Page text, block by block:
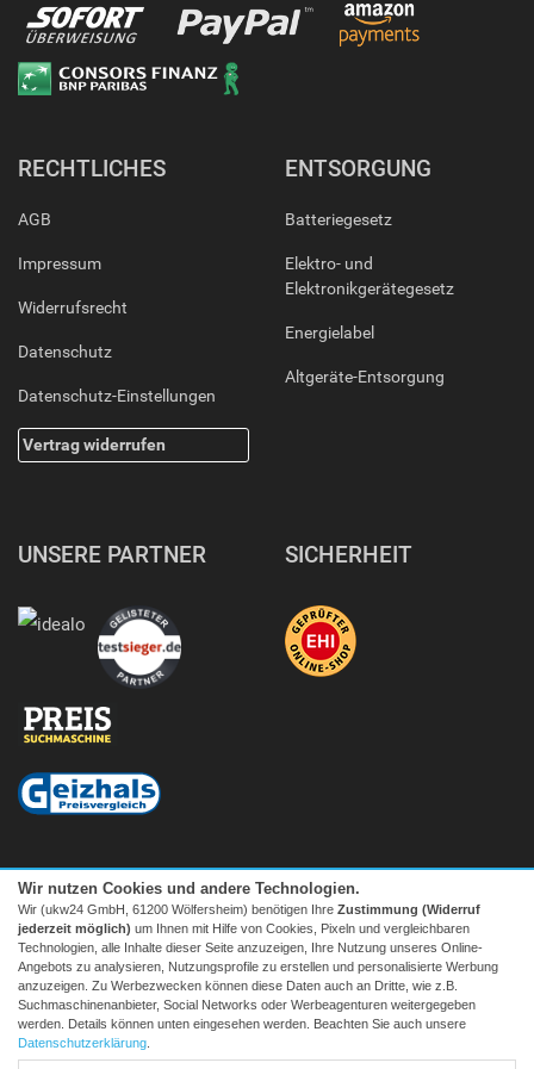
RECHTLICHES
AGB
Impressum
Widerrufsrecht
Datenschutz
Datenschutz-Einstellungen
Vertrag widerrufen
ENTSORGUNG
Batteriegesetz
Elektro- und
Elektronikgerätegesetz
Energielabel
Altgeräte-Entsorgung
UNSERE PARTNER SICHERHEIT
Facebook| twitter
Wir nutzen Cookies und andere Technologien.
Wir (ukw24 GmbH, 61200 Wölfersheim) benötigen Ihre Zustimmung (Widerruf
jederzeit möglich) um Ihnen mit Hilfe von Cookies, Pixeln und vergleichbaren
Technologien, alle Inhalte dieser Seite anzuzeigen, Ihre Nutzung unseres Online-
Angebots zu analysieren, Nutzungsprofile zu erstellen und personalisierte Werbung
anzuzeigen. Zu Werbezwecken können diese Daten auch an Dritte, wie z.B.
Suchmaschinenanbieter, Social Networks oder Werbeagenturen weitergegeben
werden. Details können unten eingesehen werden. Beachten Sie auch unsere
Datenschutzerklärung